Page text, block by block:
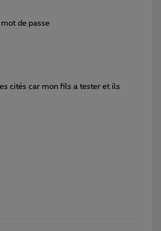
de passe
cités car mon fils a tester et ils